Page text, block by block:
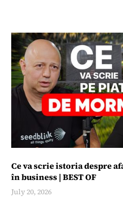
Ce va scrie istoria despre
în business | BEST OF
July 20, 2026